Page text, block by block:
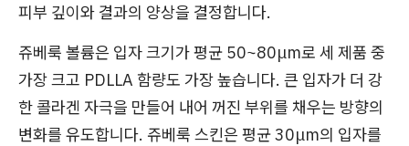
피부 깊이와 결과의 양상을 결정합니다.
쥬베룩 볼륨은 입자 크기가 평균 50~80μm로 세 제품 중
가장 크고 PDLLA 함량도 가장 높습니다. 큰 입자가 더 강
한 콜라겐 자극을 만들어 내어 꺼진 부위를 채우는 방향의
변화를 유도합니다. 쥬베룩 스킨은 평균 30μm의 입자를